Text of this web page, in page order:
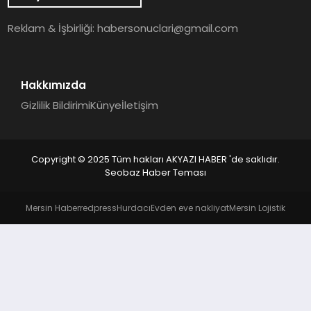
YAŞAM
Reklam & İşbirliği:habersonuclari@gmail.com
Hakkımızda
Gizlilik BildirimiKünyeİletişim
Copyright © 2025 Tüm hakları AKYAZI HABER 'de saklıdır.
Seobaz Haber Teması
Mersin HaberredpressHurdacıEvden eve nakliyatMersin Lojistik